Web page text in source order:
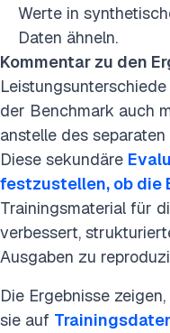
Werte in
Daten ähneln.
Kommentar zu den
der Benchmark auch
anstelle des
Diese sekundäre
festzustellen, ob die
Trainingsmaterial für
verbessert,
Ausgaben zu
Die Ergebnisse
sie auf